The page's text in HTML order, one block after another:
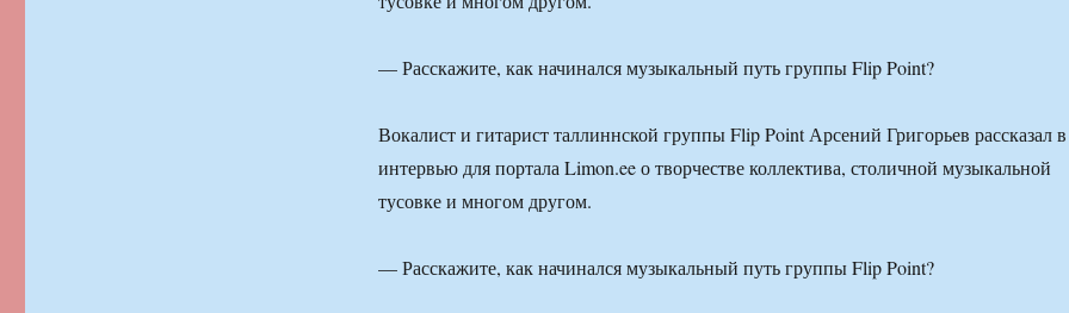
— Расскажите, как начинался музыкальный путь группы Flip Point?
Вокалист и гитарист таллиннской группы Flip Point Арсений Григорьев рассказал в
интервью для портала Limon.ee о творчестве коллектива, столичной музыкальной
тусовке и многом другом.
— Расскажите, как начинался музыкальный путь группы Flip Point?